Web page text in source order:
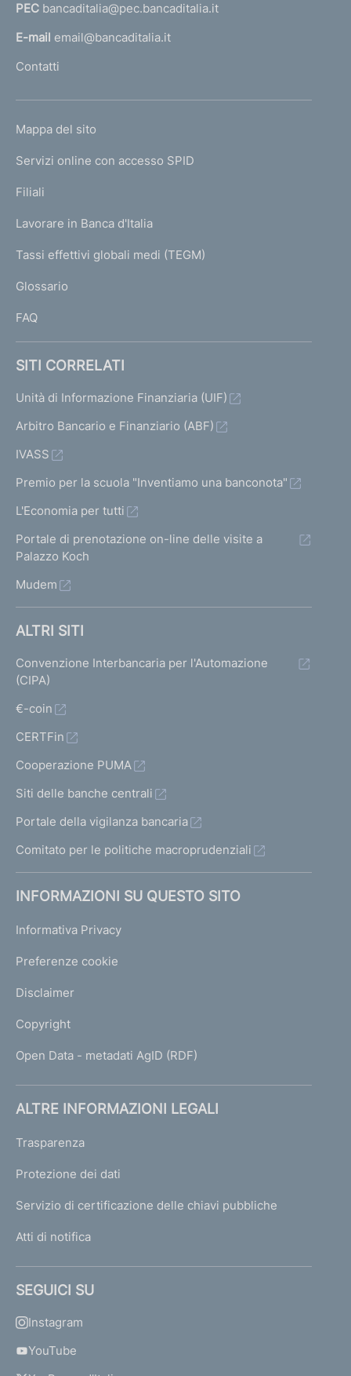
a
l
'
m
e
a
g
PEC bancaditalia@pec.bancaditalia.it
E-mail email@bancaditalia.it
Contatti
L
N
K
T
I
I
Mappa del sito
Servizi online con accesso SPID
Filiali
Lavorare in Banca d'Italia
Tassi effettivi globali medi (TEGM)
Glossario
FAQ
SITI CORRELATI
Unità di Informazione Finanziaria (UIF)
Arbitro Bancario e Finanziario (ABF)
IVASS
Premio per la scuola "Inventiamo una banconota"
L'Economia per tutti
Portale di prenotazione on-line delle visite a
Palazzo Koch
Mudem
ALTRI SITI
Convenzione Interbancaria per l'Automazione
(CIPA)
€-coin
CERTFin
Cooperazione PUMA
Siti delle banche centrali
Portale della vigilanza bancaria
Comitato per le politiche macroprudenziali
INFORMAZIONI SU QUESTO SITO
Informativa Privacy
Preferenze cookie
Disclaimer
Copyright
Open Data - metadati AgID (RDF)
ALTRE INFORMAZIONI LEGALI
Trasparenza
Protezione dei dati
Servizio di certificazione delle chiavi pubbliche
Atti di notifica
SEGUICI SU
Instagram
YouTube